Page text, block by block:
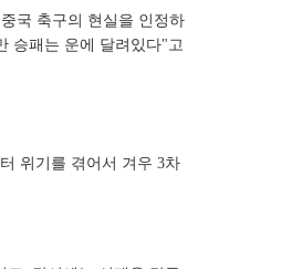
국 축구의 현실을 인정하
승패는 운에 달려있다"고
위기를 겪어서 겨우 3차